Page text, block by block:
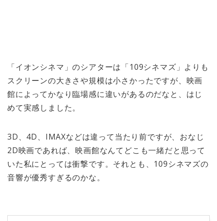
「イオンシネマ」のシアターは「109シネマズ」よりも
スクリーンの大きさや規模は小さかったですが、映画
館によってかなり臨場感に違いがあるのだなと、はじ
めて実感しました。
3D、4D、IMAXなどは違って当たり前ですが、おなじ
2D映画であれば、映画館なんてどこも一緒だと思って
いた私にとっては衝撃です。それとも、109シネマズの
音響が優秀すぎるのかな。